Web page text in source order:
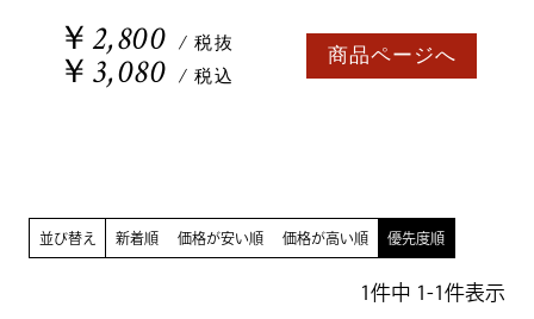
￥2,800 / 税抜
￥3,080 / 税込
商品ページへ
並び替え 新着順 価格が安い順 価格が高い順 優先度順
1件中 1-1件表示